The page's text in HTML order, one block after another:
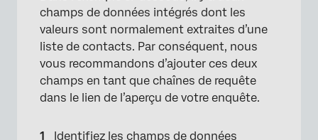
champs de données intégrés dont les
valeurs sont normalement extraites d’une
liste de contacts. Par conséquent, nous
vous recommandons d’ajouter ces deux
champs en tant que chaînes de requête
dans le lien de l’aperçu de votre enquête.
Identifiez les champs de données